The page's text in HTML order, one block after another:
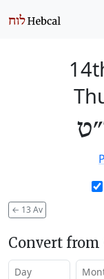
← 13 Av
Convert
Day